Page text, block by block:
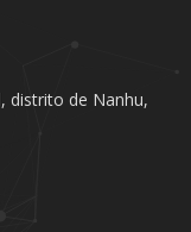
distrito de Nanhu,